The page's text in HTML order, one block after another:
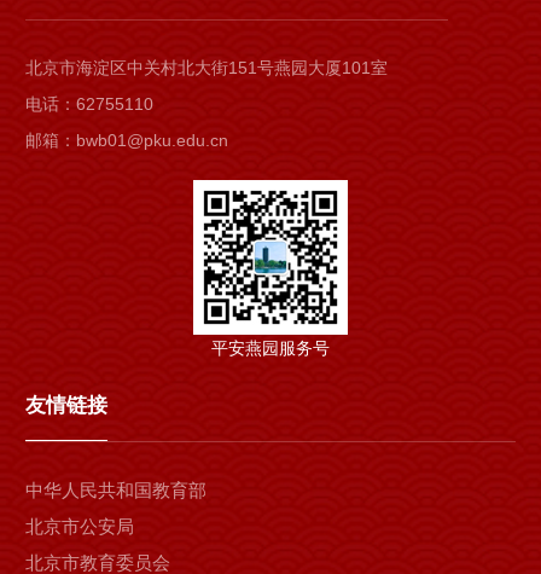
北京市海淀区中关村北大街151号燕园大厦101室
电话：62755110
邮箱：bwb01@pku.edu.cn
平安燕园服务号
友情链接
中华人民共和国教育部
北京市公安局
北京市教育委员会